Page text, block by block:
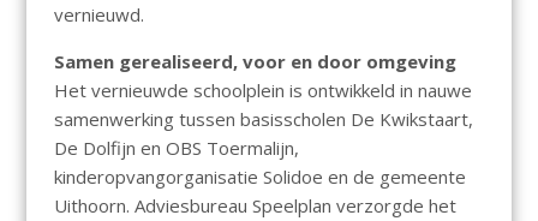
vernieuwd.
Samen gerealiseerd, voor en door omgeving
Het vernieuwde schoolplein is ontwikkeld in nauwe
samenwerking tussen basisscholen De Kwikstaart,
De Dolfijn en OBS Toermalijn,
kinderopvangorganisatie Solidoe en de gemeente
Uithoorn. Adviesbureau Speelplan verzorgde het